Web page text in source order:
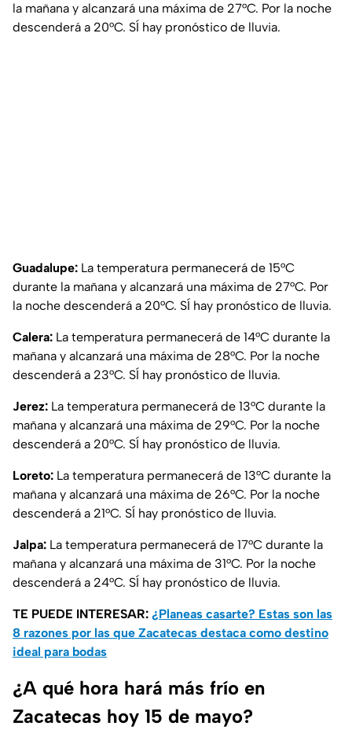
la mañana y alcanzará una máxima de 27°C. Por la noche
descenderá a 20°C. SÍ hay pronóstico de lluvia.
Guadalupe: La temperatura permanecerá de 15°C
durante la mañana y alcanzará una máxima de 27°C. Por
la noche descenderá a 20°C. SÍ hay pronóstico de lluvia.
Calera: La temperatura permanecerá de 14°C durante la
mañana y alcanzará una máxima de 28°C. Por la noche
descenderá a 23°C. SÍ hay pronóstico de lluvia.
Jerez: La temperatura permanecerá de 13°C durante la
mañana y alcanzará una máxima de 29°C. Por la noche
descenderá a 20°C. SÍ hay pronóstico de lluvia.
Loreto: La temperatura permanecerá de 13°C durante la
mañana y alcanzará una máxima de 26°C. Por la noche
descenderá a 21°C. SÍ hay pronóstico de lluvia.
Jalpa: La temperatura permanecerá de 17°C durante la
mañana y alcanzará una máxima de 31°C. Por la noche
descenderá a 24°C. SÍ hay pronóstico de lluvia.
TE PUEDE INTERESAR: ¿Planeas casarte? Estas son las
8 razones por las que Zacatecas destaca como destino
ideal para bodas
¿A qué hora hará más frío en
Zacatecas hoy 15 de mayo?